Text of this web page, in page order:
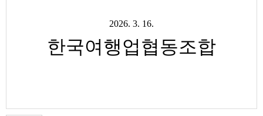
2026. 3. 16.
한국여행업협동조합